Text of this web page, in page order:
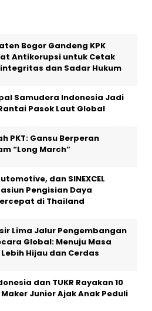
Bogor Gandeng KPK
Antikorupsi untuk Cetak
dan Sadar Hukum
Samudera Indonesia Jadi
Pasok Laut Global
PKT: Gansu Berperan
“Long March”
dan SINEXCEL
Pengisian Daya
di Thailand
Lima Jalur Pengembangan
Global: Menuju Masa
Hijau dan Cerdas
dan TUKR Rayakan 10
Junior Ajak Anak Peduli